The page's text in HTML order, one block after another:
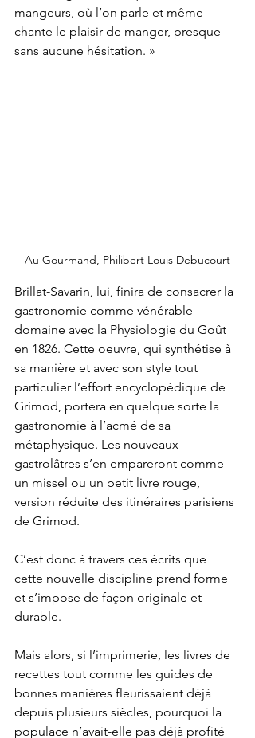
mangeurs, où l’on parle et même
chante le plaisir de manger, presque
sans aucune hésitation. »
Au Gourmand, Philibert Louis Debucourt
Brillat-Savarin, lui, finira de consacrer la
gastronomie comme vénérable
domaine avec la Physiologie du Goût
en 1826. Cette oeuvre, qui synthétise à
sa manière et avec son style tout
particulier l’effort encyclopédique de
Grimod, portera en quelque sorte la
gastronomie à l’acmé de sa
métaphysique. Les nouveaux
gastrolâtres s’en empareront comme
un missel ou un petit livre rouge,
version réduite des itinéraires parisiens
de Grimod.
C’est donc à travers ces écrits que
cette nouvelle discipline prend forme
et s’impose de façon originale et
durable.
Mais alors, si l’imprimerie, les livres de
recettes tout comme les guides de
bonnes manières fleurissaient déjà
depuis plusieurs siècles, pourquoi la
populace n’avait-elle pas déjà profité